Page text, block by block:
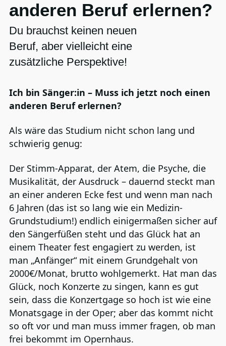
anderen Beruf erlernen?
Du brauchst keinen neuen
Beruf, aber vielleicht eine
zusätzliche Perspektive!
Ich bin Sänger:in – Muss ich jetzt noch einen
anderen Beruf erlernen?
Als wäre das Studium nicht schon lang und
schwierig genug:
Der Stimm-Apparat, der Atem, die Psyche, die
Musikalität, der Ausdruck – dauernd steckt man
an einer anderen Ecke fest und wenn man nach
6 Jahren (das ist so lang wie ein Medizin-
Grundstudium!) endlich einigermaßen sicher auf
den Sängerfüßen steht und das Glück hat an
einem Theater fest engagiert zu werden, ist
man „Anfänger“ mit einem Grundgehalt von
2000€/Monat, brutto wohlgemerkt. Hat man das
Glück, noch Konzerte zu singen, kann es gut
sein, dass die Konzertgage so hoch ist wie eine
Monatsgage in der Oper; aber das kommt nicht
so oft vor und man muss immer fragen, ob man
frei bekommt im Opernhaus.